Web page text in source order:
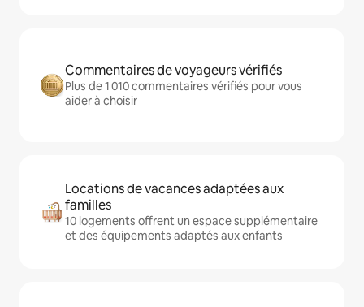
Commentaires de voyageurs vérifiés
Plus de 1 010 commentaires vérifiés pour vous
aider à choisir
Locations de vacances adaptées aux
familles
10 logements offrent un espace supplémentaire
et des équipements adaptés aux enfants